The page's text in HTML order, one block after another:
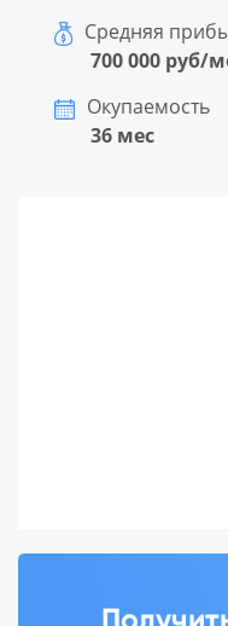
Средняя
700 000 руб/
Окупаемость
36 мес